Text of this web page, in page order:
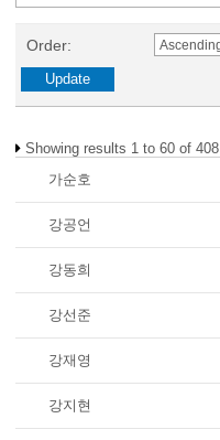
Order:
Showing results 1 to 60 of 408
가순호
강공언
강동희
강선준
강재영
강지현